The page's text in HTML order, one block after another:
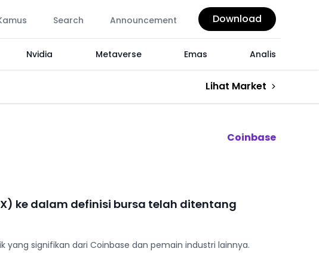
Search Announcement Download
Nvidia Metaverse Emas Analis
Lihat Market
Coinbase
ke dalam definisi bursa telah ditentang
yang signifikan dari Coinbase dan pemain industri lainnya.